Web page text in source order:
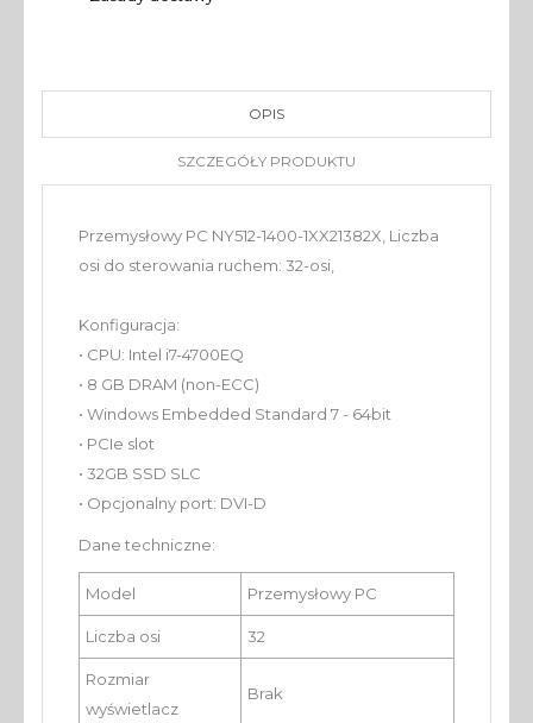
OPIS
SZCZEGÓŁY PRODUKTU
Przemysłowy PC NY512-1400-1XX21382X, Liczba
osi do sterowania ruchem: 32-osi,
Konfiguracja:
• CPU: Intel i7-4700EQ
• 8 GB DRAM (non-ECC)
• Windows Embedded Standard 7 - 64bit
• PCIe slot
• 32GB SSD SLC
• Opcjonalny port: DVI-D
Dane techniczne:
Model Przemysłowy PC
Liczba osi 32
Rozmiar
wyświetlacz
Brak